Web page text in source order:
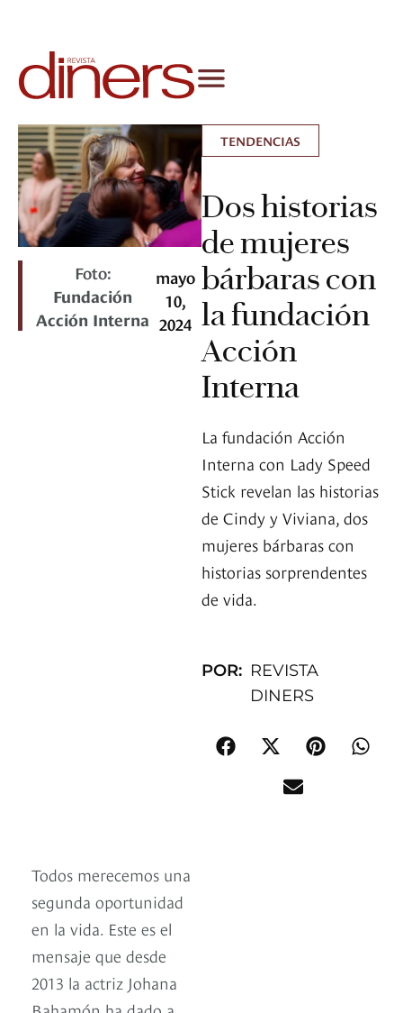
Foto:
Fundación
Acción Interna
mayo
10,
2024
TENDENCIAS
Dos historias
de mujeres
bárbaras con
la fundación
Acción
Interna
La fundación Acción
Interna con Lady Speed
Stick revelan las historias
de Cindy y Viviana, dos
mujeres bárbaras con
historias sorprendentes
de vida.
POR: REVISTA
DINERS
Todos merecemos una
segunda oportunidad
en la vida. Este es el
mensaje que desde
2013 la actriz Johana